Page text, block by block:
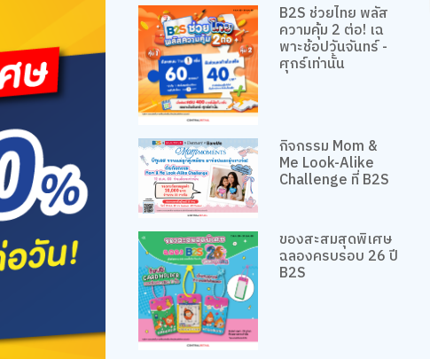
B2S ช่วยไทย พลัส
ความคุ้ม 2 ต่อ! เฉ
พาะช้อปวันจันทร์ -
ศุกร์เท่านั้น
กิจกรรม Mom &
Me Look-Alike
Challenge ที่ B2S
ของสะสมสุดพิเศษ
ฉลองครบรอบ 26 ปี
B2S